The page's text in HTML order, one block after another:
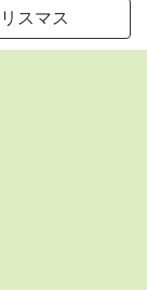
スマス